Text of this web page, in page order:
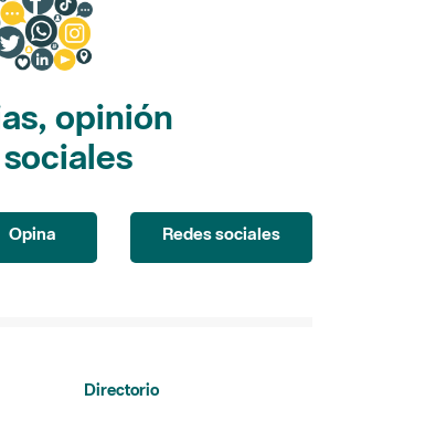
opinión
Opina Redes sociales
Directorio